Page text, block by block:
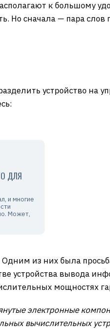
к большому
Но сначала — пара
устройство на
ДЛЯ
и многие
Может,
из них была
устройства вывода
мощностях
электронные
вычислительных